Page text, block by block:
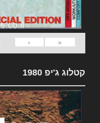
«
‹
קטלוג ג'יפ 1980